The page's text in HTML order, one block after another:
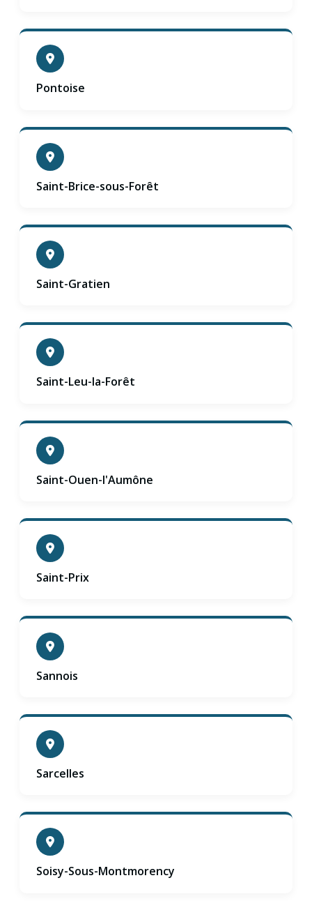
Pontoise
Saint-Brice-sous-Forêt
Saint-Gratien
Saint-Leu-la-Forêt
Saint-Ouen-l'Aumône
Saint-Prix
Sannois
Sarcelles
Soisy-Sous-Montmorency